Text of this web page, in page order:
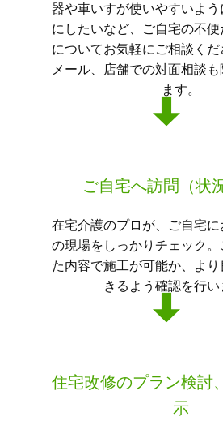
器や車いすが使いやすいよ
にしたいなど、ご自宅の不
についてお気軽にご相談く
メール、店舗での対面相談
ます。
ご自宅へ訪問（状
在宅介護のプロが、ご自宅
の現場をしっかりチェック
た内容で施工が可能か、よ
きるよう確認を行い
住宅改修のプラン検討
示